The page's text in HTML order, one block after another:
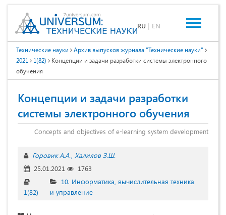
RU | EN
Технические науки
Архив выпусков журнала "Технические науки"
2021
1(82)
Концепции и задачи разработки системы электронного
обучения
Концепции и задачи разработки
системы электронного обучения
Concepts and objectives of e-learning system development
Горовик А.А. Халилов З.Ш.
25.01.2021
1763
1(82)
10. Информатика, вычислительная техника
и управление